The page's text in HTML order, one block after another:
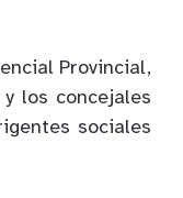
Provincial,
los concejales
sociales